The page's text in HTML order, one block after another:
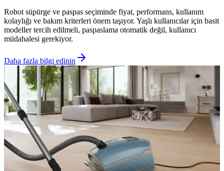
Robot süpürge ve paspas seçiminde fiyat, performans, kullanım
kolaylığı ve bakım kriterleri önem taşıyor. Yaşlı kullanıcılar için basit
modeller tercih edilmeli, paspaslama otomatik değil, kullanıcı
müdahalesi gerekiyor.
Daha fazla bilgi edinin